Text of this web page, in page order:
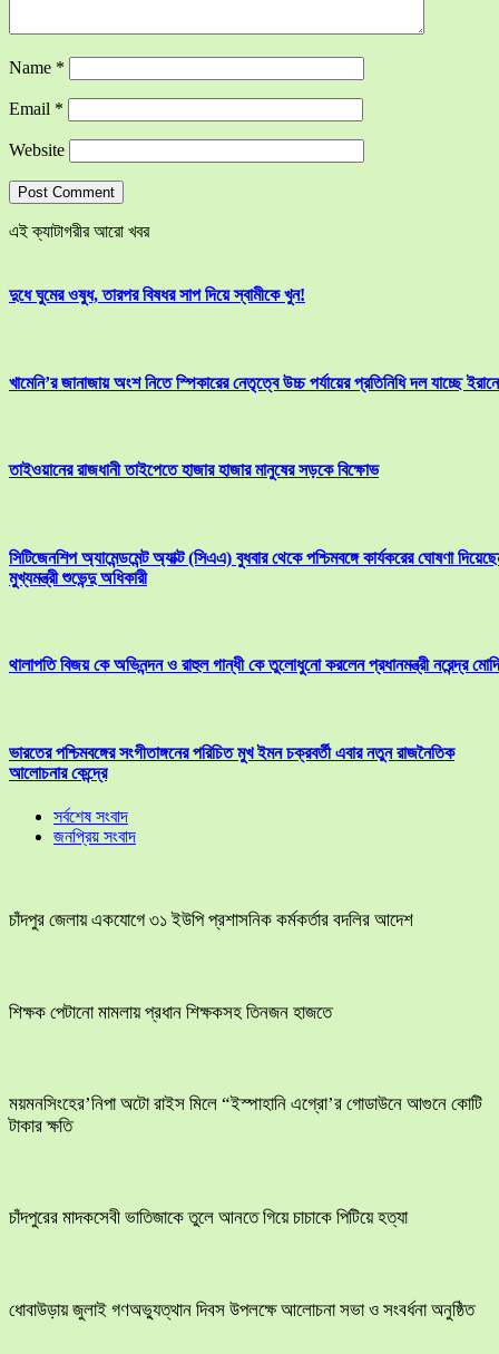
Name *
Email *
Website
এই ক্যাটাগরীর আরো খবর
দুধে ঘুমের ওষুধ, তারপর বিষধর সাপ দিয়ে স্বামীকে খুন!
খামেনি’র জানাজায় অংশ নিতে স্পিকারের নেতৃত্বে উচ্চ পর্যায়ের প্রতিনিধি দল যাচ্ছে ইরানে
তাইওয়ানের রাজধানী তাইপেতে হাজার হাজার মানুষের সড়কে বিক্ষোভ
সিটিজেনশিপ অ্যামেন্ডমেন্ট অ্যাক্ট (সিএএ) বুধবার থেকে পশ্চিমবঙ্গে কার্যকরের ঘোষণা
মুখ্যমন্ত্রী শুভেন্দু অধিকারী
থালাপতি বিজয় কে অভিনন্দন ও রাহুল গান্ধী কে তুলোধুনো করলেন প্রধানমন্ত্রী নরেন্দ্র মোদি
ভারতের পশ্চিমবঙ্গের সংগীতাঙ্গনের পরিচিত মুখ ইমন চক্রবর্তী এবার নতুন রাজনৈতিক
আলোচনার কেন্দ্রে
সর্বশেষ সংবাদ
জনপ্রিয় সংবাদ
চাঁদপুর জেলায় একযোগে ৩১ ইউপি প্রশাসনিক কর্মকর্তার বদলির আদেশ
শিক্ষক পেটানো মামলায় প্রধান শিক্ষকসহ তিনজন হাজতে
ময়মনসিংহের’নিপা অটো রাইস মিলে “ইস্পাহানি এগ্রো’র গোডাউনে আগুনে কোটি
টাকার ক্ষতি
চাঁদপুরের মাদকসেবী ভাতিজাকে তুলে আনতে গিয়ে চাচাকে পিটিয়ে হত্যা
ধোবাউড়ায় জুলাই গণঅভ্যুত্থান দিবস উপলক্ষে আলোচনা সভা ও সংবর্ধনা অনুষ্ঠিত